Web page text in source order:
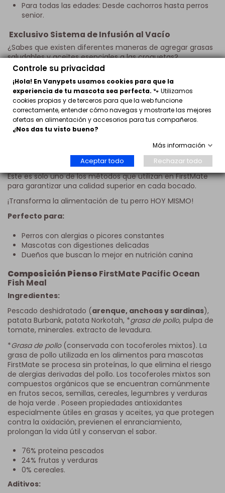
Para todas las edades: Desde cachorros hasta perros
senior.
Exclusivo Sistema de Infusión al Vacío
¿Sabes que existen diferentes maneras de agregar grasas
saludables y aceites esenciales a las croquetas?
Si bien el método común consiste en recubrir la
croqueta y mezclar los aceites mediante un proceso
de volteo, en FirstMate Pet Foods adoptan un enfoque
superior. Infusionan las grasas durante la etapa final
mediante un exclusivo sistema de infusión al vacío.
Este proceso permite que las grasas y aceites
esenciales se absorban en cada pieza de croqueta,
garantizando una distribución uniforme y asegurando
que todas las croquetas terminadas sean ricos en
Este es solo uno de los métodos que utilizan en FirstMate
para garantizar una calidad superior en cada bocado.
¡Transforma la alimentación de tu perro HOY MISMO!
Perfecto para:
Perros con alergias o picores constantes
Mascotas con digestiones delicadas
Dueños que buscan lo mejor en nutrición canina
Composición PiensoFirstMate Pacific Ocean
Fish Meal
Ingredientes:
Pescado deshidratado (arenque, anchoas y sardinas),
patata Burbank, patata Norkotah, *grasa de pollo, pulpa de
tomate, minerales. extracto de levadura.
*Grasa de pollo(conservada con tocoferoles mixtos). La
grasa de pollo utilizada en los alimentos para mascotas
FirstMate se procesa sin proteínas, lo que elimina el riesgo
de alergias derivadas del pollo. Los tocoferoles mixtos son
compuestos orgánicos que se encuentran comúnmente
en frutos secos, semillas, cereales, legumbres y verduras
de hoja verde . Poseen propiedades antioxidantes
especialmente útiles en grasas y aceites, ya que protegen
contra la oxidación, previenen el enranciamiento,
prolongan la vida útil y conservan el sabor.
76% proteina pescados
24% frutas y verduras
0% cereales.
Aditivos:
Controle su privacidad
¡Hola! En Vanypets usamos cookies para que la
experiencia de tu mascota sea perfecta. 🐾 Utilizamos
cookies propias y de terceros para que la web funcione
correctamente, entender cómo navegas y mostrarte las mejores
ofertas en alimentación y accesorios para tus compañeros.
¿Nos das tu visto bueno?
Más información
Aceptar todo Rechazar todo